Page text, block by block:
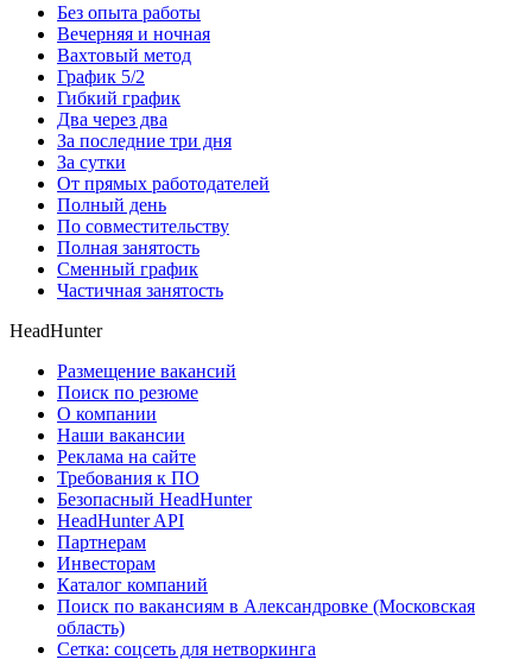
Без опыта работы
Вечерняя и ночная
Вахтовый метод
График 5/2
Гибкий график
Два через два
За последние три дня
За сутки
От прямых работодателей
Полный день
По совместительству
Полная занятость
Сменный график
Частичная занятость
HeadHunter
Размещение вакансий
Поиск по резюме
О компании
Наши вакансии
Реклама на сайте
Требования к ПО
Безопасный HeadHunter
HeadHunter API
Партнерам
Инвесторам
Каталог компаний
Поиск по вакансиям в Александровке (Московская
область)
Сетка: соцсеть для нетворкинга